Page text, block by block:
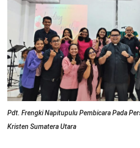
Pdt. Frengki Napitupulu Pembicara Pada
Kristen Sumatera Utara